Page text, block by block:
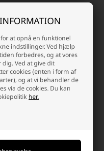
at opnå en funktionel
indstillinger. Ved hjælp
forbedres, og at vores
Ved at give dit
cookies (enten i form af
og at vi behandler de
via de cookies. Du kan
her.
DKK
På lager
Vi sender din pakkei dag
+